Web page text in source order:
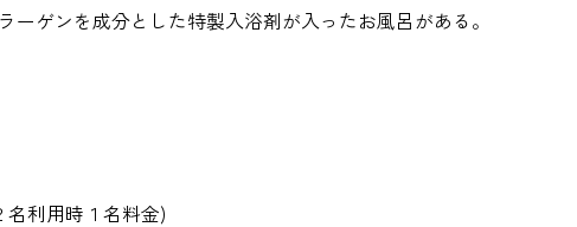
ゲンを成分とした特製入浴剤が入ったお風呂がある。
利用時１名料金)